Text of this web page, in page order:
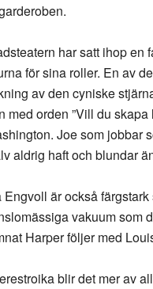
har satt ihop en
för sina roller. En av
av den cyniske
med orden ”Vill du
Joe som jobbar
aldrig haft och blundar
Engvoll är också
vakuum som
Harper följer med
blir det mer av